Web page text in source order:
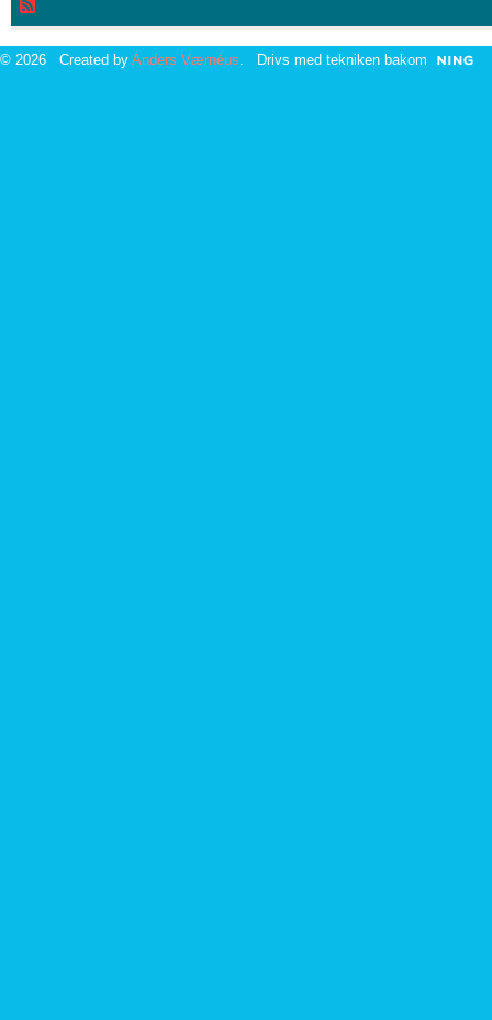
© 2026 Created by Anders Værnéus . Drivs med tekniken bakom